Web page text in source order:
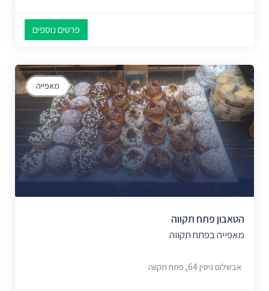
פרטים נוספים
מאפייה
הטאבון פתח תקווה
מאפייה בפתח תקווה
אבשלום גיסין 64, פתח תקווה